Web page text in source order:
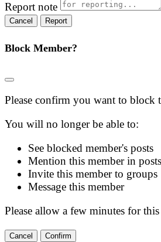
Report note
Report
Block Member?
Please confirm you want to block
You will no longer be able to:
See blocked member's posts
Mention this member in posts
Invite this member to groups
Message this member
Please allow a few minutes for
Confirm